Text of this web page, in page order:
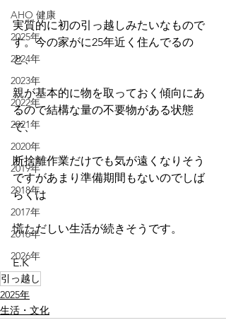
AHO 健康
2025年
2024年
2023年
2022年
2021年
2020年
2019年
2018年
2017年
2016年
2026年
実質的に初の引っ越しみたいなもので
す。今の家がに25年近く住んでるの
と、
親が基本的に物を取っておく傾向にあ
るので結構な量の不要物がある状態
で、
断捨離作業だけでも気が遠くなりそう
ですがあまり準備期間もないのでしば
らくは
慌ただしい生活が続きそうです。
E.K
引っ越し
2025年
生活・文化